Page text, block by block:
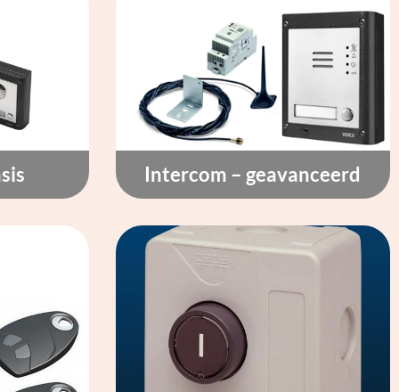
Intercom – geavanceerd